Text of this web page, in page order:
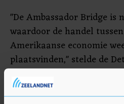
"De Ambassador Bridge is
waardoor de handel
Amerikaanse economie
plaatsvinden," stelde de
Bridge Company echter
(Nederlandse tijd) in een